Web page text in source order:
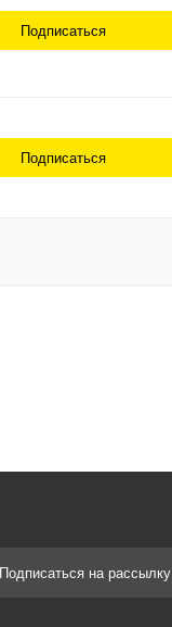
Подписаться
Подписаться
Подписаться на рассылку